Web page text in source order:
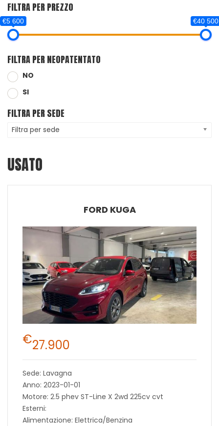
FILTRA PER PREZZO
€5 600 €40 500
FILTRA PER NEOPATENTATO
NO
SI
FILTRA PER SEDE
Filtra per sede
USATO
FORD KUGA
€27.900
Sede: Lavagna
Anno: 2023-01-01
Motore: 2.5 phev ST-Line X 2wd 225cv cvt
Esterni:
Alimentazione: Elettrica/Benzina